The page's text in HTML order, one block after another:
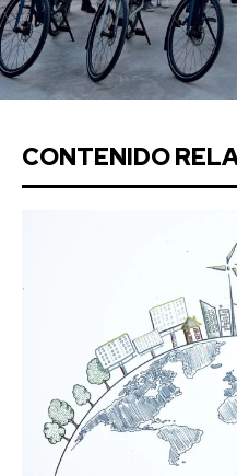
CONTENIDO